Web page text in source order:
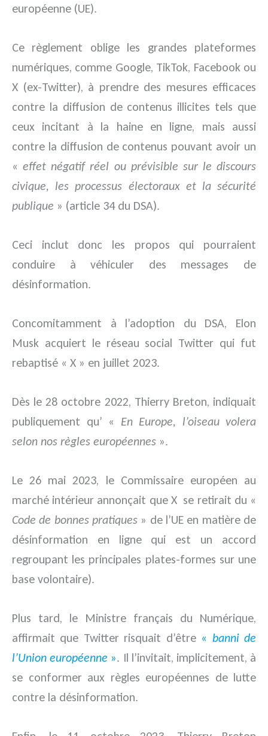
européenne (UE).
Ce règlement oblige les grandes plateformes
numériques, comme Google, TikTok, Facebook ou
X (ex-Twitter), à prendre des mesures efficaces
contre la diffusion de contenus illicites tels que
ceux incitant à la haine en ligne, mais aussi
contre la diffusion de contenus pouvant avoir un
«effet négatif réel ou prévisible sur le discours
civique, les processus électoraux et la sécurité
publique » (article 34 du DSA).
Ceci inclut donc les propos qui pourraient
conduire à véhiculer des messages de
désinformation.
Concomitamment à l’adoption du DSA, Elon
Musk acquiert le réseau social Twitter qui fut
rebaptisé « X » en juillet 2023.
Dès le 28 octobre 2022, Thierry Breton, indiquait
publiquement qu’ « En Europe, l’oiseau volera
selon nos règles européennes ».
Le 26 mai 2023, le Commissaire européen au
marché intérieur annonçait que X se retirait du «
Code de bonnes pratiques » de l’UE en matière de
désinformation en ligne qui est un accord
regroupant les principales plates-formes sur une
base volontaire).
Plus tard, le Ministre français du Numérique,
affirmait que Twitter risquait d’être « banni de
l’Union européenne ». Il l’invitait, implicitement, à
se conformer aux règles européennes de lutte
contre la désinformation.